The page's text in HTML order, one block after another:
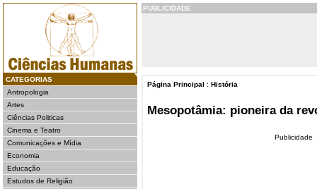
CATEGORIAS
Antropologia
Artes
Ciências Politicas
Cinema e Teatro
Comunicações e Mídia
Economia
Educação
Estudos de Religião
PUBLICIDADE
Página Principal : História
Mesopotâmia: pioneira da
Publicidade